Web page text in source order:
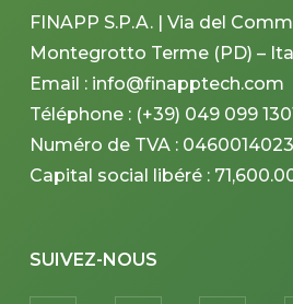
FINAPP S.P.A. | Via del
Montegrotto Terme (PD) –
Email : info@finapptech.com
Téléphone : (+39) 049 099
Numéro de TVA :
Capital social libéré :
SUIVEZ-NOUS